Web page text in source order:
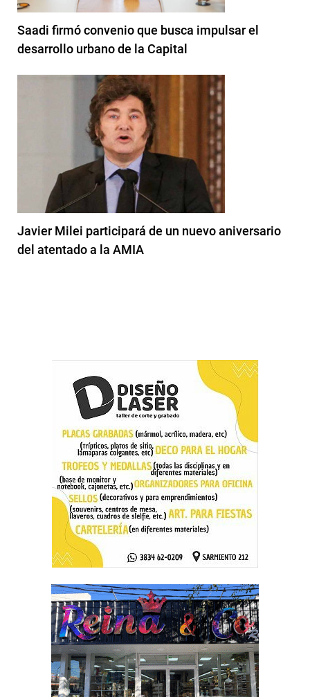
Saadi firmó convenio que busca impulsar el
desarrollo urbano de la Capital
Javier Milei participará de un nuevo aniversario
del atentado a la AMIA